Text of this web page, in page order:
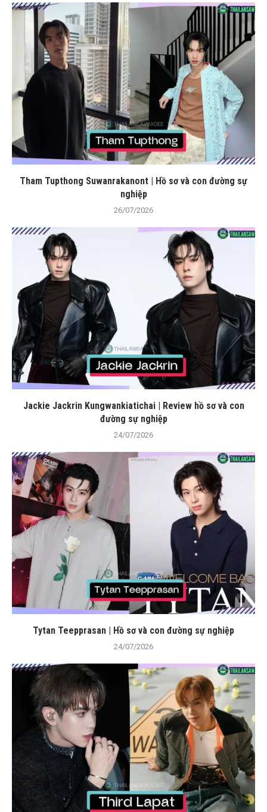
Tham Tupthong Suwanrakanont | Hồ sơ và con đường sự
nghiệp
26/07/2026
Jackie Jackrin Kungwankiatichai | Review hồ sơ và con
đường sự nghiệp
24/07/2026
Tytan Teepprasan | Hồ sơ và con đường sự nghiệp
24/07/2026